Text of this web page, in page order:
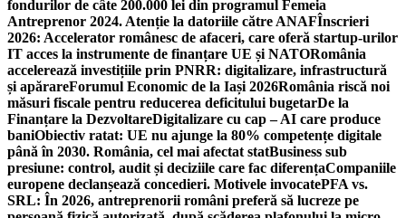
fondurilor de câte 200.000 lei din programul Femeia
Antreprenor 2024. Atenție la datoriile către ANAFÎnscrieri
2026: Accelerator românesc de afaceri, care oferă startup-urilor
IT acces la instrumente de finanțare UE și NATORomânia
accelerează investițiile prin PNRR: digitalizare, infrastructură
și apărareForumul Economic de la Iași 2026România riscă noi
măsuri fiscale pentru reducerea deficitului bugetarDe la
Finanțare la DezvoltareDigitalizare cu cap – AI care produce
baniObiectiv ratat: UE nu ajunge la 80% competențe digitale
până în 2030. România, cel mai afectat statBusiness sub
presiune: control, audit și deciziile care fac diferențaCompaniile
europene declanșează concedieri. Motivele invocatePFA vs.
SRL: În 2026, antreprenorii români preferă să lucreze pe